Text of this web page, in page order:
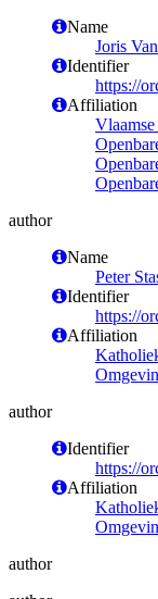
Name
Joris
Identifier
https://
Affiliation
author
Name
Peter
Identifier
https://
Affiliation
author
Identifier
https://
Affiliation
author